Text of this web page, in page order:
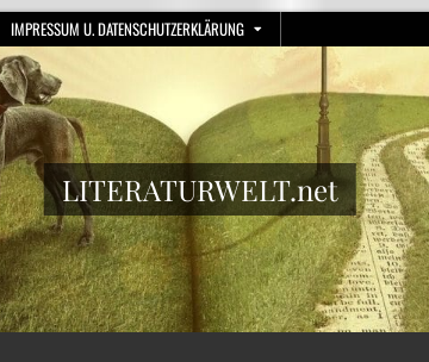
IMPRESSUM U. DATENSCHUTZERKLÄRUNG
LITERATURWELT.net